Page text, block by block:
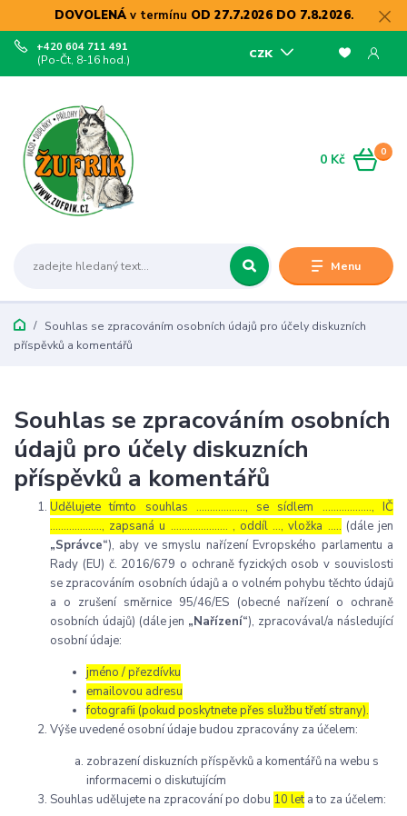
DOVOLENÁv termínu OD 27.7.2026 DO 7.8.2026.
Menu
CZK
+420 604 711 491
(Po-Čt, 8-16 hod.)
0
0 Kč
Souhlas se zpracováním osobních údajů pro účely diskuzních
příspěvků a komentářů
Souhlas se zpracováním osobních
údajů pro účely diskuzních
příspěvků a komentářů
Udělujete tímto souhlas ……………..., se sídlem ………………, IČ
………………., zapsaná u ………………… , oddíl …, vložka ….. (dále jen
„Správce“), aby ve smyslu nařízení Evropského parlamentu a
Rady (EU) č. 2016/679 o ochraně fyzických osob v souvislosti
se zpracováním osobních údajů a o volném pohybu těchto údajů
a o zrušení směrnice 95/46/ES (obecné nařízení o ochraně
osobních údajů) (dále jen „Nařízení“), zpracovával/a následující
osobní údaje:
jméno / přezdívku
emailovou adresu
fotografii (pokud poskytnete přes službu třetí strany).
Výše uvedené osobní údaje budou zpracovány za účelem:
zobrazení diskuzních příspěvků a komentářů na webu s
informacemi o diskutujícím
Souhlas udělujete na zpracování po dobu 10 leta to za účelem: